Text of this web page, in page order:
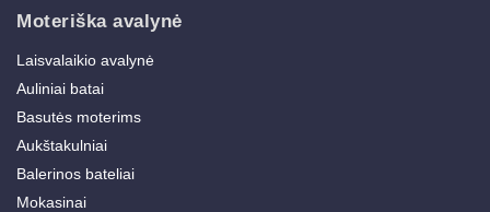
Moteriška avalynė
Laisvalaikio avalynė
Auliniai batai
Basutės moterims
Aukštakulniai
Balerinos bateliai
Mokasinai